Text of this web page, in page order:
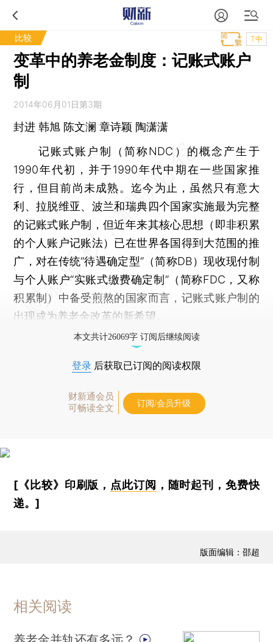
比较 T中
变革中的养老金制度：记账式账户
制
2014年06月01日第3期
封进 韩旭 陈文澜 章诗颖 陶潇潇
记账式账户制（简称NDC）的概念产生于
1990年代初，并于1990年代中期在一些国家推
行，但目前尚未成熟。迄今为止，虽然只有意大
利、拉脱维亚、波兰和瑞典四个国家实施最为完整
的记账式账户制，但近年来其核心思想（即非积累
的个人账户记账法）已在世界各国得到大范围的推
广，对在传统“待遇确定型”（简称DB）现收现付制
与个人账户“实账式缴费确定制”（简称FDC，又称
积累制）中备受煎熬的国家而言，记账式账户制的
出现成为养老金改革的新希望。
本文共计26069字 订阅后继续阅读
登录 后获取已订阅的阅读权限
财新通会员
可畅读全文
订阅/会员升级
[《比较》印刷版， 点此订阅 ，随时起刊，免费快
递。]
版面编辑：邵超
相关阅读